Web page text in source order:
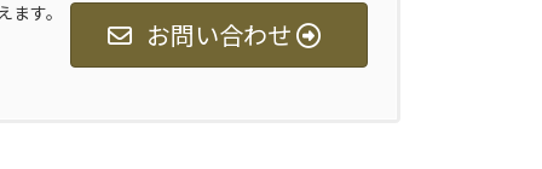
す。
お問い合わせ